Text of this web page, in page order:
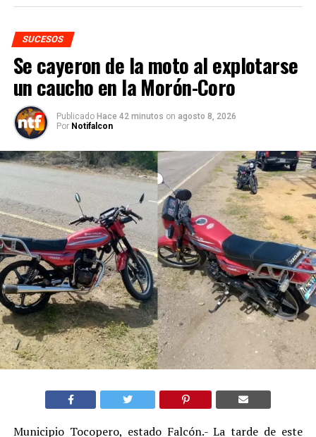
SUCESOS
Se cayeron de la moto al explotarse
un caucho en la Morón-Coro
Publicado Hace 42 minutos on agosto 8, 2026
Por Notifalcon
Municipio Tocopero, estado Falcón.- La tarde de este